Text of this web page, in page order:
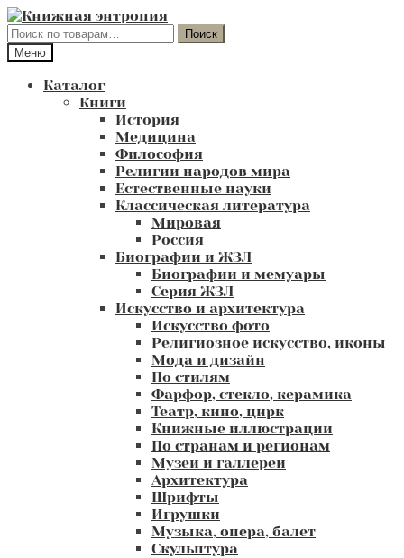
Перейти
к
навигации
Перейти
к
содержимому
Искать:
Поиск
Меню
Каталог
Книги
История
Медицина
Философия
Религии народов мира
Естественные науки
Классическая литература
Мировая
Россия
Биографии и ЖЗЛ
Биографии и мемуары
Серия ЖЗЛ
Искусство и архитектура
Искусство фото
Религиозное искусство, иконы
Мода и дизайн
По стилям
Фарфор, стекло, керамика
Театр, кино, цирк
Книжные иллюстрации
По странам и регионам
Музеи и галлереи
Архитектура
Шрифты
Игрушки
Музыка, опера, балет
Скульптура